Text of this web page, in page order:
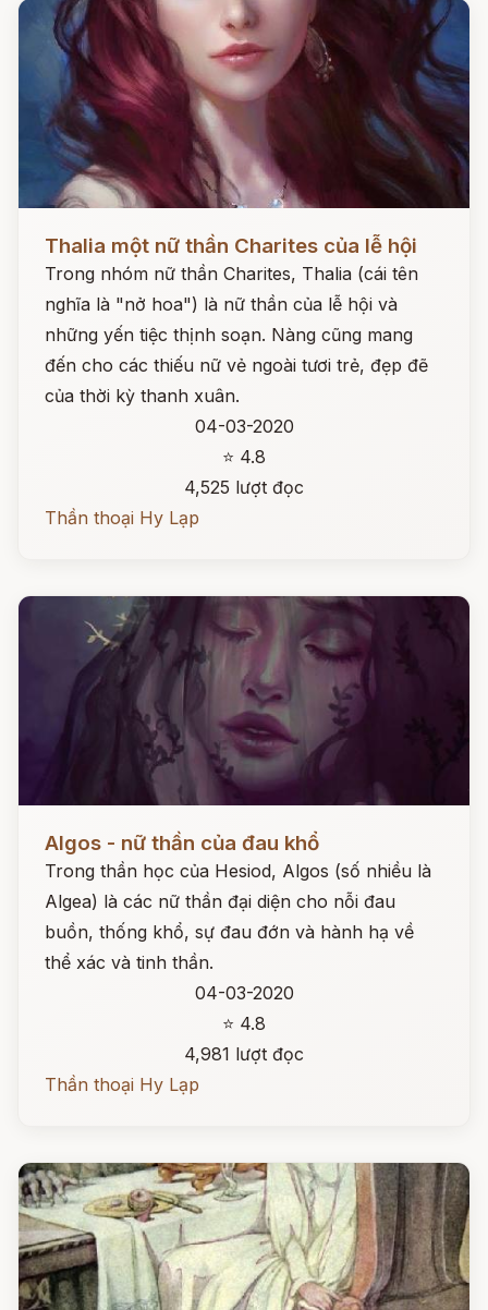
Thalia một nữ thần Charites của lễ hội
Trong nhóm nữ thần Charites, Thalia (cái tên
nghĩa là "nở hoa") là nữ thần của lễ hội và
những yến tiệc thịnh soạn. Nàng cũng mang
đến cho các thiếu nữ vẻ ngoài tươi trẻ, đẹp đẽ
của thời kỳ thanh xuân.
04-03-2020
⭐ 4.8
4,525 lượt đọc
Thần thoại Hy Lạp
Algos - nữ thần của đau khổ
Trong thần học của Hesiod, Algos (số nhiều là
Algea) là các nữ thần đại diện cho nỗi đau
buồn, thống khổ, sự đau đớn và hành hạ về
thể xác và tinh thần.
04-03-2020
⭐ 4.8
4,981 lượt đọc
Thần thoại Hy Lạp